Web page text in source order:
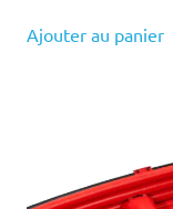
Ajouter au panier